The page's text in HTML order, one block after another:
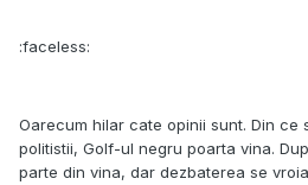
:faceless:
Oarecum hilar cate opinii sunt. Din ce
politistii, Golf-ul negru poarta vina.
parte din vina, dar dezbaterea se